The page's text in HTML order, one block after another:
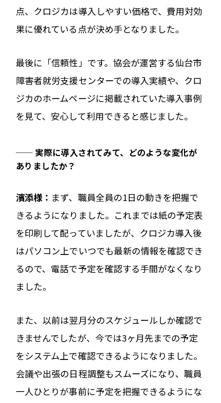
点、クロジカは導入しやすい価格で、費用対効
果に優れている点が決め手となりました。
最後に「信頼性」です。協会が運営する仙台市
障害者就労支援センターでの導入実績や、クロ
ジカのホームページに掲載されていた導入事例
を見て、安心して利用できると感じました。
── 実際に導入されてみて、どのような変化が
ありましたか？
濱添様： まず、職員全員の1日の動きを把握で
きるようになりました。これまでは紙の予定表
を印刷して配っていましたが、クロジカ導入後
はパソコン上でいつでも最新の情報を確認でき
るので、電話で予定を確認する手間がなくなり
ました。
また、以前は翌月分のスケジュールしか確認で
きませんでしたが、今では3ヶ月先までの予定
をシステム上で確認できるようになりました。
会議や出張の日程調整もスムーズになり、職員
一人ひとりが事前に予定を把握できるようにな